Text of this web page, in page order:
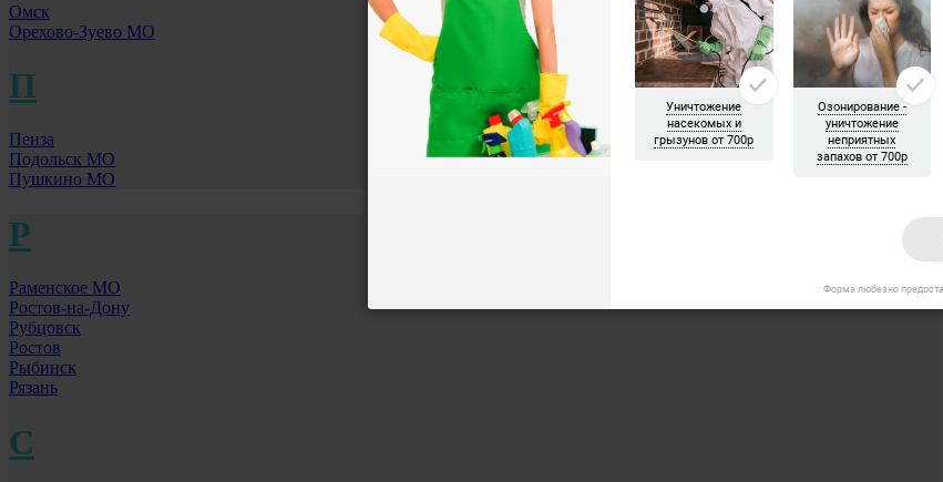
Омск
Орехово-Зуево МО
П
Пенза
Подольск МО
Пушкино МО
Р
Раменское МО
Ростов-на-Дону
Рубцовск
Ростов
Рыбинск
Рязань
С